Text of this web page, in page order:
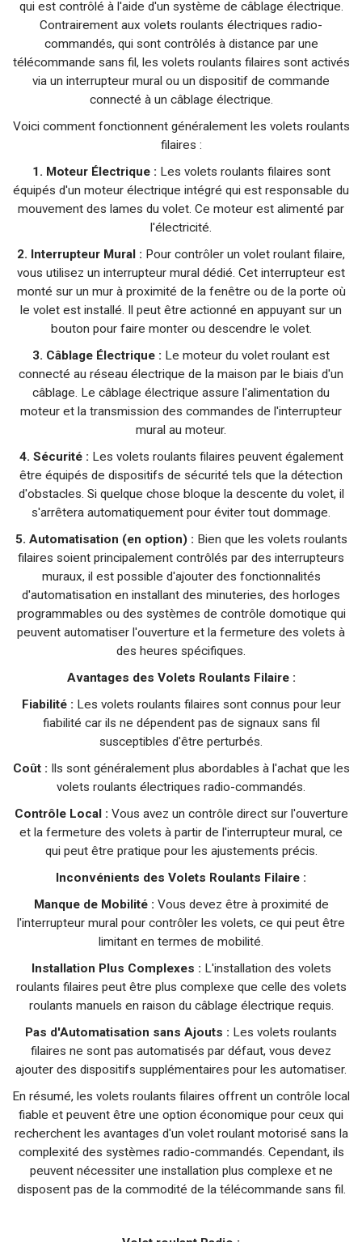
qui est contrôlé à l'aide d'un système de câblage électrique.
Contrairement aux volets roulants électriques radio-
commandés, qui sont contrôlés à distance par une
télécommande sans fil, les volets roulants filaires sont activés
via un interrupteur mural ou un dispositif de commande
connecté à un câblage électrique.
Voici comment fonctionnent généralement les volets roulants
filaires :
1. Moteur Électrique : Les volets roulants filaires sont
équipés d'un moteur électrique intégré qui est responsable du
mouvement des lames du volet. Ce moteur est alimenté par
l'électricité.
2. Interrupteur Mural : Pour contrôler un volet roulant filaire,
vous utilisez un interrupteur mural dédié. Cet interrupteur est
monté sur un mur à proximité de la fenêtre ou de la porte où
le volet est installé. Il peut être actionné en appuyant sur un
bouton pour faire monter ou descendre le volet.
3. Câblage Électrique : Le moteur du volet roulant est
connecté au réseau électrique de la maison par le biais d'un
câblage. Le câblage électrique assure l'alimentation du
moteur et la transmission des commandes de l'interrupteur
mural au moteur.
4. Sécurité : Les volets roulants filaires peuvent également
être équipés de dispositifs de sécurité tels que la détection
d'obstacles. Si quelque chose bloque la descente du volet, il
s'arrêtera automatiquement pour éviter tout dommage.
5. Automatisation (en option) : Bien que les volets roulants
filaires soient principalement contrôlés par des interrupteurs
muraux, il est possible d'ajouter des fonctionnalités
d'automatisation en installant des minuteries, des horloges
programmables ou des systèmes de contrôle domotique qui
peuvent automatiser l'ouverture et la fermeture des volets à
des heures spécifiques.
Avantages des Volets Roulants Filaire :
Fiabilité : Les volets roulants filaires sont connus pour leur
fiabilité car ils ne dépendent pas de signaux sans fil
susceptibles d'être perturbés.
Coût : Ils sont généralement plus abordables à l'achat que les
volets roulants électriques radio-commandés.
Contrôle Local : Vous avez un contrôle direct sur l'ouverture
et la fermeture des volets à partir de l'interrupteur mural, ce
qui peut être pratique pour les ajustements précis.
Inconvénients des Volets Roulants Filaire :
Manque de Mobilité : Vous devez être à proximité de
l'interrupteur mural pour contrôler les volets, ce qui peut être
limitant en termes de mobilité.
Installation Plus Complexes : L'installation des volets
roulants filaires peut être plus complexe que celle des volets
roulants manuels en raison du câblage électrique requis.
Pas d'Automatisation sans Ajouts : Les volets roulants
filaires ne sont pas automatisés par défaut, vous devez
ajouter des dispositifs supplémentaires pour les automatiser.
En résumé, les volets roulants filaires offrent un contrôle local
fiable et peuvent être une option économique pour ceux qui
recherchent les avantages d'un volet roulant motorisé sans la
complexité des systèmes radio-commandés. Cependant, ils
peuvent nécessiter une installation plus complexe et ne
disposent pas de la commodité de la télécommande sans fil.